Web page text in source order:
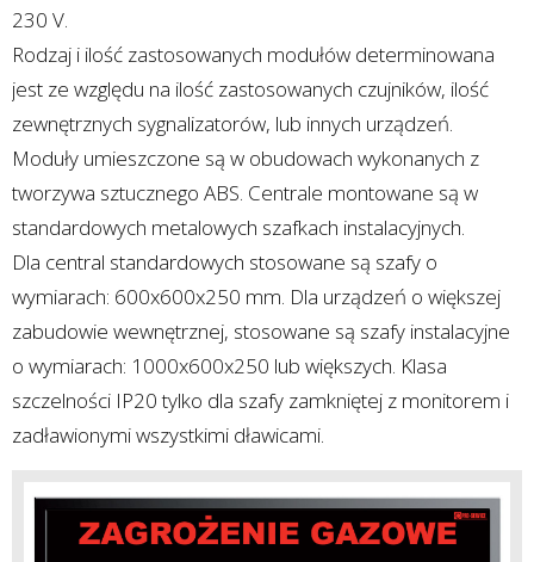
230 V.
Rodzaj i ilość zastosowanych modułów determinowana
jest ze względu na ilość zastosowanych czujników, ilość
zewnętrznych sygnalizatorów, lub innych urządzeń.
Moduły umieszczone są w obudowach wykonanych z
tworzywa sztucznego ABS. Centrale montowane są w
standardowych metalowych szafkach instalacyjnych.
Dla central standardowych stosowane są szafy o
wymiarach: 600x600x250 mm. Dla urządzeń o większej
zabudowie wewnętrznej, stosowane są szafy instalacyjne
o wymiarach: 1000x600x250 lub większych. Klasa
szczelności IP20 tylko dla szafy zamkniętej z monitorem i
zadławionymi wszystkimi dławicami.